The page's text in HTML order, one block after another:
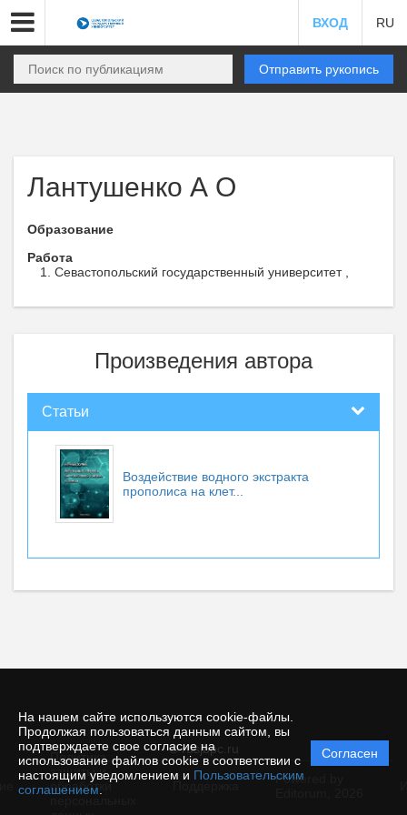
На нашем сайте используются cookie-файлы.
Продолжая пользоваться данным сайтом, вы
подтверждаете свое согласие на
использование файлов cookie в соответствии с
настоящим уведомлением и Пользовательским
соглашением
Согласен
ВХОД RU
Отправить рукопись
Лантушенко А О
Образование
Работа
Севастопольский государственный университет ,
Произведения автора
Статьи
Воздействие водного экстракта
прополиса на клет...
© rusjbpc.ru
Политика
защиты и
обработки
Powered by